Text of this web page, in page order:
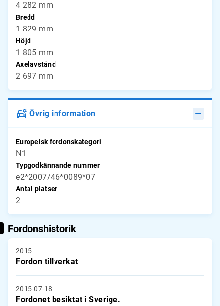
4 282 mm
Bredd
1 829 mm
Höjd
1 805 mm
Axelavstånd
2 697 mm
Övrig information
Europeisk fordonskategori
N1
Typgodkännande nummer
e2*2007/46*0089*07
Antal platser
2
Fordonshistorik
2015
Fordon tillverkat
2015-07-18
Fordonet besiktat i Sverige.